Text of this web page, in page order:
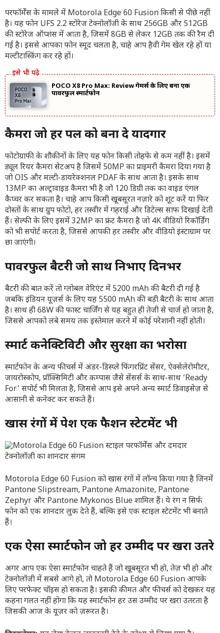
परफॉर्मेंस के मामले में Motorola Edge 60 Fusion किसी से पीछे नहीं
है। यह फोन UFS 2.2 स्टोरेज टेक्नोलॉजी के साथ 256GB और 512GB
की स्टोरेज ऑप्शंस में आता है, जिसमें 8GB से लेकर 12GB तक की रैम दी
गई है। इससे आपका फोन स्मूद चलता है, चाहे आप हैवी गेम खेल रहे हों या
मल्टीटास्किंग कर रहे हों।
POCO X8 Pro Max: Review गेमर्स के लिए बना एक
पावरफुल स्मार्टफोन
कैमरा जो हर पल को बना दे यादगार
फोटोग्राफी के शौकीनों के लिए यह फोन किसी तोहफे से कम नहीं है। इसमें
ड्यूल रियर कैमरा सेटअप है जिसमें 50MP का प्राइमरी कैमरा दिया गया है
जो OIS और मल्टी-डायरेक्शनल PDAF के साथ आता है। इसके साथ
13MP का अल्ट्रावाइड कैमरा भी है जो 120 डिग्री तक का वाइड एंगल
कैप्चर कर सकता है। चाहे आप किसी खूबसूरत नज़ारे को शूट करें या फिर
दोस्तों के साथ ग्रुप फोटो, हर तस्वीर में गहराई और डिटेल्स साफ दिखाई देती
हैं। सेल्फी के लिए इसमें 32MP का फ्रंट कैमरा है जो 4K वीडियो रिकॉर्डिंग
को भी सपोर्ट करता है, जिससे आपकी हर तस्वीर और वीडियो इंस्टाग्राम पर
छा जाएंगी।
पावरफुल बैटरी जो साथ निभाए दिनभर
बैटरी की बात करें तो ग्लोबल वेरिएंट में 5200 mAh की बैटरी दी गई है
जबकि इंडियन यूज़र्स के लिए यह 5500 mAh की बड़ी बैटरी के साथ आता
है। साथ ही 68W की फास्ट चार्जिंग से यह बहुत ही तेजी से चार्ज हो जाता है,
जिससे आपको लंबे समय तक इस्तेमाल करने में कोई परेशानी नहीं होती।
स्मार्ट कनेक्टिविटी और सुरक्षा का भरोसा
स्मार्टफोन के अन्य फीचर्स में अंडर-डिस्प्ले फिंगरप्रिंट सेंसर, ऐक्सेलेरोमीटर,
जायरोस्कोप, प्रॉक्सिमिटी और कम्पास जैसे सेंसर्स के साथ-साथ ‘Ready
For’ सपोर्ट भी मिलता है, जिससे आप इसे अपने अन्य स्मार्ट डिवाइसेज़ से
आसानी से कनेक्ट कर सकते हैं।
खास रंगों में पेश एक फैशन स्टेटमेंट भी
Motorola Edge 60 Fusion को खास रंगों में लॉन्च किया गया है जिनमें
Pantone Slipstream, Pantone Amazonite, Pantone
Zephyr और Pantone Mykonos Blue शामिल हैं। ये रंग न सिर्फ
फोन को एक शानदार लुक देते हैं, बल्कि इसे एक स्टाइल स्टेटमेंट भी बनाते
हैं।
एक ऐसा स्मार्टफोन जो हर उम्मीद पर खरा उतरे
अगर आप एक ऐसा स्मार्टफोन चाहते हैं जो खूबसूरत भी हो, तेज़ भी हो और
टेक्नोलॉजी में सबसे आगे हो, तो Motorola Edge 60 Fusion आपके
लिए परफेक्ट चॉइस हो सकता है। इसकी कीमत और फीचर्स को देखकर यह
कहना गलत नहीं होगा कि यह स्मार्टफोन हर उस उम्मीद पर खरा उतरता है
जिसकी आज के यूज़र को ज़रूरत है।